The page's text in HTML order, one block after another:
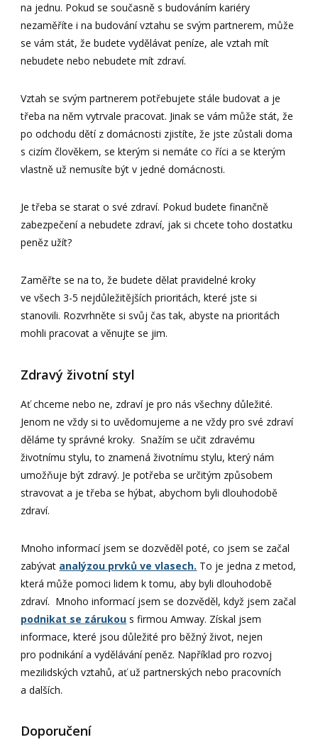
na jednu. Pokud se současně s budováním kariéry
nezaměříte i na budování vztahu se svým partnerem, může
se vám stát, že budete vydělávat peníze, ale vztah mít
nebudete nebo nebudete mít zdraví.
Vztah se svým partnerem potřebujete stále budovat a je
třeba na něm vytrvale pracovat. Jinak se vám může stát, že
po odchodu dětí z domácnosti zjistíte, že jste zůstali doma
s cizím člověkem, se kterým si nemáte co říci a se kterým
vlastně už nemusíte být v jedné domácnosti.
Je třeba se starat o své zdraví. Pokud budete finančně
zabezpečení a nebudete zdraví, jak si chcete toho dostatku
peněz užít?
Zaměřte se na to, že budete dělat pravidelné kroky
ve všech 3-5 nejdůležitějších prioritách, které jste si
stanovili. Rozvrhněte si svůj čas tak, abyste na prioritách
mohli pracovat a věnujte se jim.
Zdravý životní styl
Ať chceme nebo ne, zdraví je pro nás všechny důležité.
Jenom ne vždy si to uvědomujeme a ne vždy pro své zdraví
děláme ty správné kroky. Snažím se učit zdravému
životnímu stylu, to znamená životnímu stylu, který nám
umožňuje být zdravý. Je potřeba se určitým způsobem
stravovat a je třeba se hýbat, abychom byli dlouhodobě
zdraví.
Mnoho informací jsem se dozvěděl poté, co jsem se začal
zabývat analýzou prvků ve vlasech. To je jedna z metod,
která může pomoci lidem k tomu, aby byli dlouhodobě
zdraví. Mnoho informací jsem se dozvěděl, když jsem začal
podnikat se zárukou s firmou Amway. Získal jsem
informace, které jsou důležité pro běžný život, nejen
pro podnikání a vydělávání peněz. Například pro rozvoj
mezilidských vztahů, ať už partnerských nebo pracovních
a dalších.
Doporučení